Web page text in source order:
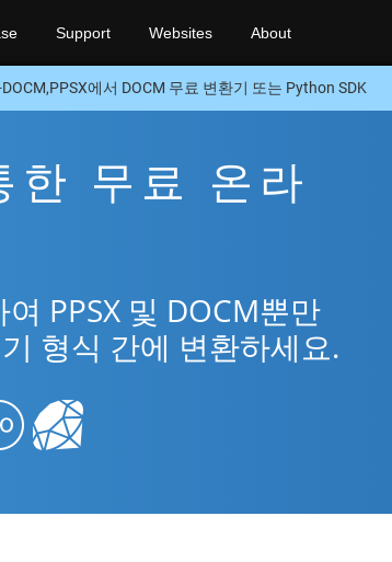
Support Websites About
에서 DOCM 무료 변환기 또는 Python SDK
한 무료 온라
PPSX 및 DOCM뿐만
형식 간에 변환하세요.